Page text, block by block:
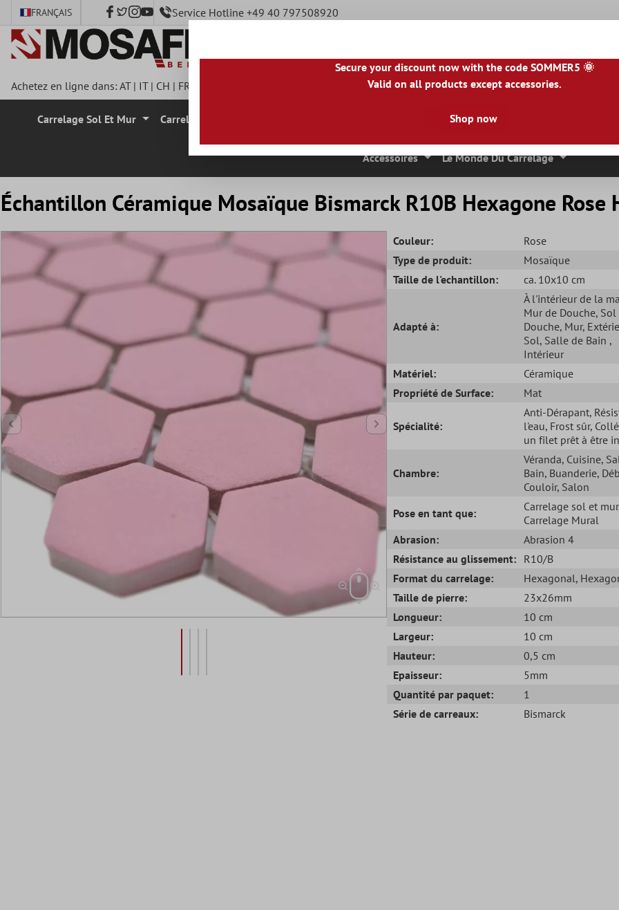
principal
FRANÇAIS Service Hotline +49 40 797508920
Achetez en ligne dans:AT| IT| CH | FR ES|PL|PT| FI|GR|RO|NO|HU|BG|HR
Carrelage Sol Et Mur Carrelage Mural Carreaux En Pierre Naturelle
Accessoires Le Monde Du Carrelage
Échantillon Céramique Mosaïque Bismarck R10B Hexagone Rose
Couleur:
Rose
Type de produit:
Mosaïque
Taille de l'echantillon:
ca. 10x10 cm
Adapté à:
À l'intérieur de la
Mur de Douche, Sol
Douche, Mur,
Sol, Salle de Bain ,
Intérieur
Matériel:
Céramique
Propriété de Surface:
Mat
Spécialité:
Anti-Dérapant,
l'eau, Frost sûr,
un filet prêt à être
Chambre:
Véranda, Cuisine,
Bain, Buanderie,
Couloir, Salon
Pose en tant que:
Carrelage sol et mur
Carrelage Mural
Abrasion:
Abrasion 4
Résistance au glissement: R10/B
Format du carrelage:
Hexagonal,
Taille de pierre:
23x26mm
Longueur:
10 cm
Largeur:
10 cm
Hauteur:
0,5 cm
Epaisseur:
5mm
Quantité par paquet:
1
Série de carreaux:
Bismarck
Secure your discount now with the code SOMMER5 🌞
Valid on all products except accessories.
Shop now